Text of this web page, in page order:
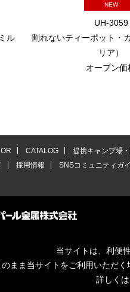
ル
NEW
UH-3059
割れないティーポット・
リア）
オープン価
CATALOG 提携キャンプ場
採用情報 SNSコミュニティガ
当サイトは、利便
のまま当サイトをご利用いただ
詳しくは